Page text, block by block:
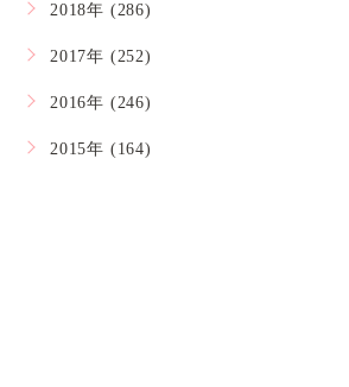
2018年 (286)
2017年 (252)
2016年 (246)
2015年 (164)